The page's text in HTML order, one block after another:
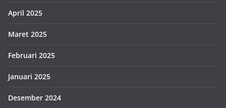
April 2025
Maret 2025
Februari 2025
Januari 2025
Desember 2024